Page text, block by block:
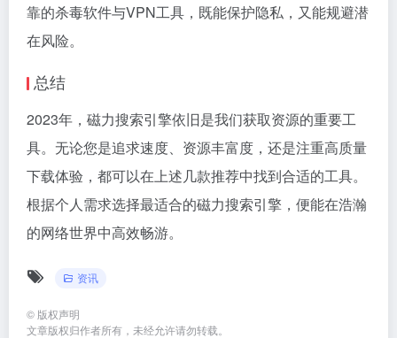
靠的杀毒软件与VPN工具，既能保护隐私，又能规避潜
在风险。
总结
2023年，磁力搜索引擎依旧是我们获取资源的重要工
具。无论您是追求速度、资源丰富度，还是注重高质量
下载体验，都可以在上述几款推荐中找到合适的工具。
根据个人需求选择最适合的磁力搜索引擎，便能在浩瀚
的网络世界中高效畅游。
资讯
© 版权声明
文章版权归作者所有，未经允许请勿转载。